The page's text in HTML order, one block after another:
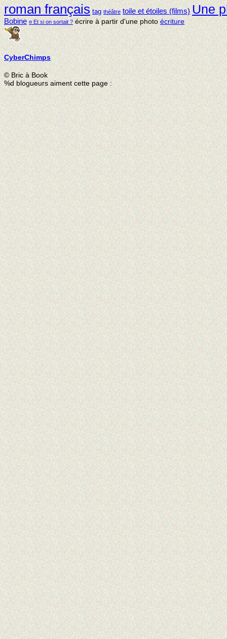
roman français tag théâtre toile et étoiles (films) Une
Bobine ¤ Et si on sortait ?écrire à partir d'une photo écriture
CyberChimps
© Bric à Book
%dblogueurs aiment cette page :